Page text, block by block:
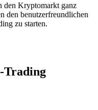
den Kryptomarkt ganz
den benutzerfreundlichen
zu starten.
Trading